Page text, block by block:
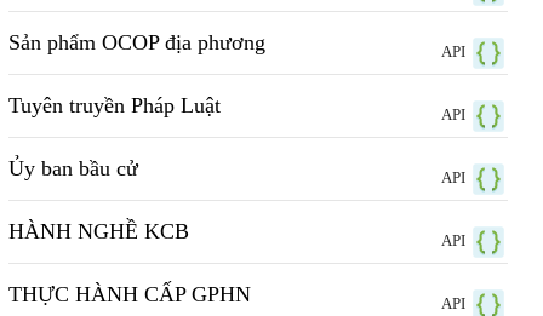
Sản phẩm OCOP địa phương API
Tuyên truyền Pháp Luật API
Ủy ban bầu cử API
HÀNH NGHỀ KCB API
THỰC HÀNH CẤP GPHN API